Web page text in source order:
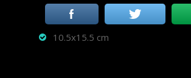
10.5x15.5 cm